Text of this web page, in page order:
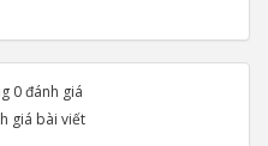
0 đánh giá
giá bài viết